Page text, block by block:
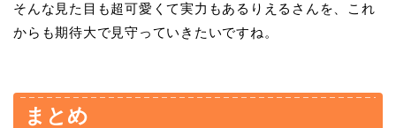
そんな見た目も超可愛くて実力もあるりえるさんを、これ
からも期待大で見守っていきたいですね。
まとめ